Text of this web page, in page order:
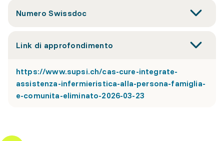
Numero Swissdoc
Link di approfondimento
https://www.supsi.ch/cas-cure-integrate-
assistenza-infermieristica-alla-persona-famiglia-
e-comunita-eliminato-2026-03-23